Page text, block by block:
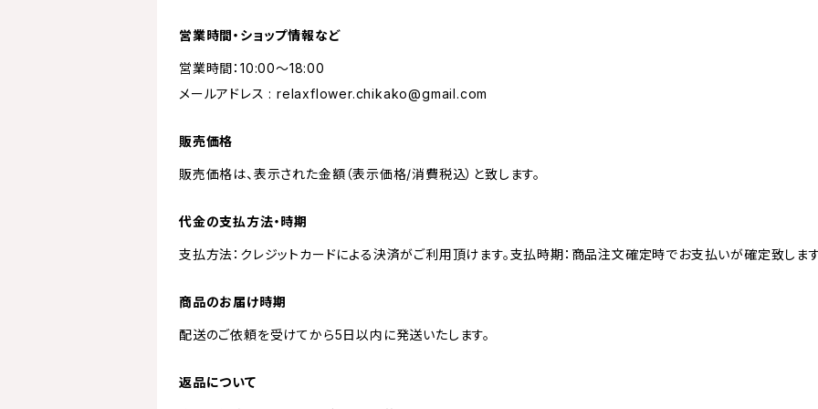
営業時間・ショップ情報など
営業時間：10:00〜18:00
メールアドレス :relaxflower.chikako@gmail.com
販売価格
販売価格は、表示された金額（表示価格/消費税込）と致します。
代金の支払方法・時期
支払方法：クレジットカードによる決済がご利用頂けます。支払時期：商品注文確定時でお支払いが確定致します
商品のお届け時期
配送のご依頼を受けてから5日以内に発送いたします。
返品について